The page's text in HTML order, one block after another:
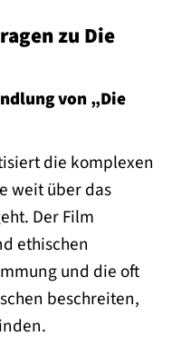
zu Die
von „Die
die komplexen
weit über das
Der Film
ethischen
und die oft
beschreiten,